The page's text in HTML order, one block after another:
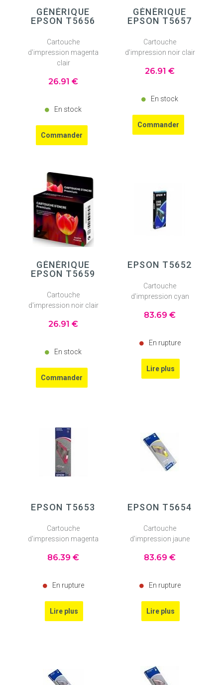
GÉNÉRIQUE
EPSON T5656
Cartouche
d'impression magenta
clair
26.91 €
En stock
GÉNÉRIQUE
EPSON T5657
Cartouche
d'impression noir clair
26.91 €
En stock
GÉNÉRIQUE
EPSON T5659
Cartouche
d'impression noir clair
26.91 €
En stock
EPSON T5652
Cartouche
d'impression cyan
83.69 €
En rupture
EPSON T5653
Cartouche
d'impression magenta
86.39 €
En rupture
EPSON T5654
Cartouche
d'impression jaune
83.69 €
En rupture